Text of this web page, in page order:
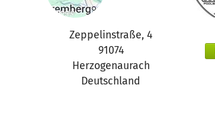
Zeppelinstraße, 4
91074
Herzogenaurach
Deutschland